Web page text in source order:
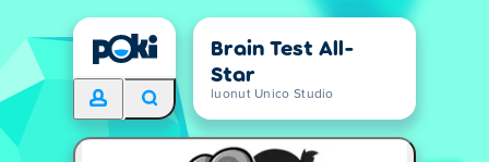
Brain Test All-
Star
luonut Unico Studio